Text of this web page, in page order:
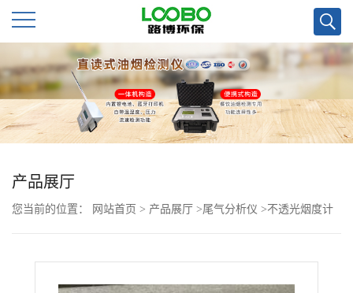
公
司
首
页
公
产品展厅
您当前的位置： 网站首页 > 产品展厅 >尾气分析仪 >不透光烟度计